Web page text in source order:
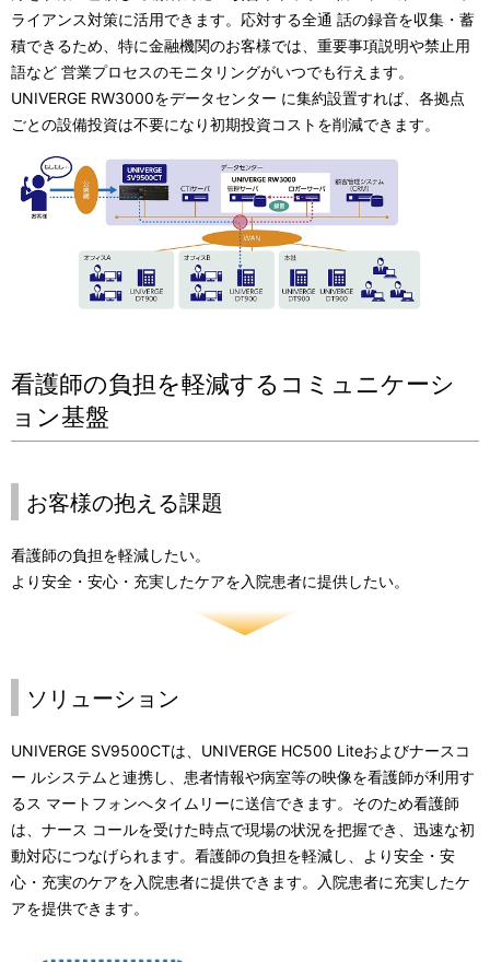
ライアンス対策に活用できます。応対する全通 話の録音を収集・蓄
積できるため、特に金融機関のお客様では、重要事項説明や禁止用
語など 営業プロセスのモニタリングがいつでも行えます。
UNIVERGE RW3000をデータセンター に集約設置すれば、各拠点
ごとの設備投資は不要になり初期投資コストを削減できます。
看護師の負担を軽減するコミュニケーシ
ョン基盤
お客様の抱える課題
看護師の負担を軽減したい。
より安全・安心・充実したケアを入院患者に提供したい。
ソリューション
UNIVERGE SV9500CTは、UNIVERGE HC500 Liteおよびナースコ
ー ルシステムと連携し、患者情報や病室等の映像を看護師が利用す
るス マートフォンへタイムリーに送信できます。そのため看護師
は、ナース コールを受けた時点で現場の状況を把握でき、迅速な初
動対応につなげられます。看護師の負担を軽減し、より安全・安
心・充実のケアを入院患者に提供できます。入院患者に充実したケ
アを提供できます。